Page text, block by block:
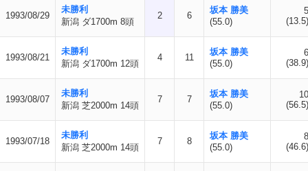
1993/08/29
未勝利
新潟 ダ1700m 8頭
2 6
坂本 勝美
(55.0)
5
(13.5)
1993/08/21
未勝利
新潟 ダ1700m 12頭
4 11
坂本 勝美
(55.0)
6
(38.9)
1993/08/07
未勝利
新潟 芝2000m 14頭
7 7
坂本 勝美
(55.0)
10
(56.5)
1993/07/18
未勝利
新潟 芝2000m 14頭
7 8
坂本 勝美
(55.0)
8
(46.6)